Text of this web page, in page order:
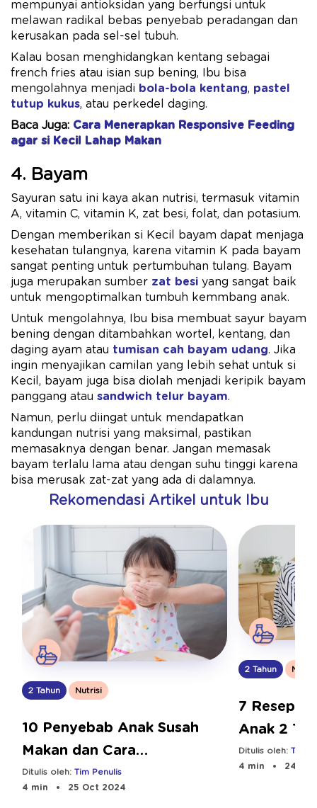
mempunyai antioksidan yang berfungsi untuk
melawan radikal bebas penyebab peradangan dan
kerusakan pada sel-sel tubuh.
Kalau bosan menghidangkan kentang sebagai
french fries atau isian sup bening, Ibu bisa
mengolahnya menjadi bola-bola kentang, pastel
tutup kukus, atau perkedel daging.
Baca Juga: Cara Menerapkan Responsive Feeding
agar si Kecil Lahap Makan
4. Bayam
Sayuran satu ini kaya akan nutrisi, termasuk vitamin
A, vitamin C, vitamin K, zat besi, folat, dan potasium.
Dengan memberikan si Kecil bayam dapat menjaga
kesehatan tulangnya, karena vitamin K pada bayam
sangat penting untuk pertumbuhan tulang. Bayam
juga merupakan sumber zat besi yang sangat baik
untuk mengoptimalkan tumbuh kemmbang anak.
Untuk mengolahnya, Ibu bisa membuat sayur bayam
bening dengan ditambahkan wortel, kentang, dan
daging ayam atau tumisan cah bayam udang. Jika
ingin menyajikan camilan yang lebih sehat untuk si
Kecil, bayam juga bisa diolah menjadi keripik bayam
panggang atau sandwich telur bayam.
Namun, perlu diingat untuk mendapatkan
kandungan nutrisi yang maksimal, pastikan
memasaknya dengan benar. Jangan memasak
bayam terlalu lama atau dengan suhu tinggi karena
bisa merusak zat-zat yang ada di dalamnya.
Rekomendasi Artikel untuk Ibu
2 Tahun Nutrisi
10 Penyebab Anak Susah
Makan dan Cara
Mengatasinya
Ditulis oleh: Tim Penulis
4 min
25 Oct 2024
2 Tahun
7 Resep
Anak 2
dan
Ditulis oleh: Tim
4 min
24